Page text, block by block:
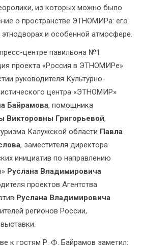
из которых можно было
о пространстве ЭТНОМИРа: его
и особенной атмосфере.
центре павильона №1
проекта «Россия в ЭТНОМИРе»
руководителя Культурно-
центра «ЭТНОМИР»
Байрамова, помощника
Викторовны Григорьевой,
Калужской области Павла
, заместителя директора
инициатив по направлению
Руслана Владимировича
проектов Агентства
Руслана Владимировича
регионов России,
к гостям Р. Ф. Байрамов заметил: